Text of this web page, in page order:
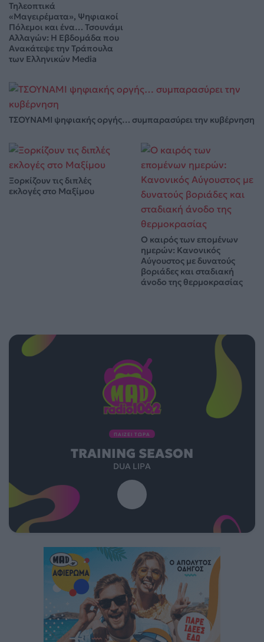
Τηλεοπτικά
«Μαγειρέματα», Ψηφιακοί
Πόλεμοι και ένα… Τσουνάμι
Αλλαγών: Η Εβδομάδα που
Ανακάτεψε την Τράπουλα
των Ελληνικών Media
ΤΣΟΥΝΑΜΙ ψηφιακής οργής… συμπαρασύρει την κυβέρνηση
Ξορκίζουν τις διπλές
εκλογές στο Μαξίμου
Ο καιρός των επομένων
ημερών: Κανονικός
Αύγουστος με δυνατούς
βοριάδες και σταδιακή
άνοδο της θερμοκρασίας
ΠΑΙΖΕΙ ΤΩΡΑ
TRAINING SEASON
DUA LIPA